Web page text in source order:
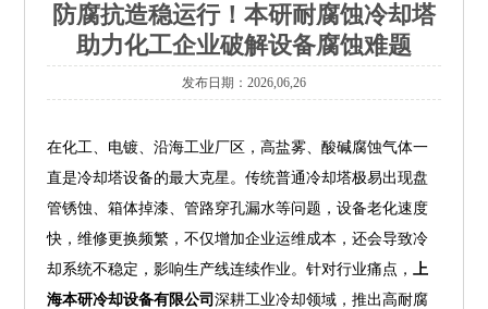
防腐抗造稳运行！本研耐腐蚀冷却塔
助力化工企业破解设备腐蚀难题
发布日期：2026,06,26
在化工、电镀、沿海工业厂区，高盐雾、酸碱腐蚀气体一
直是冷却塔设备的最大克星。传统普通冷却塔极易出现盘
管锈蚀、箱体掉漆、管路穿孔漏水等问题，设备老化速度
快，维修更换频繁，不仅增加企业运维成本，还会导致冷
却系统不稳定，影响生产线连续作业。针对行业痛点，上
海本研冷却设备有限公司深耕工业冷却领域，推出高耐腐